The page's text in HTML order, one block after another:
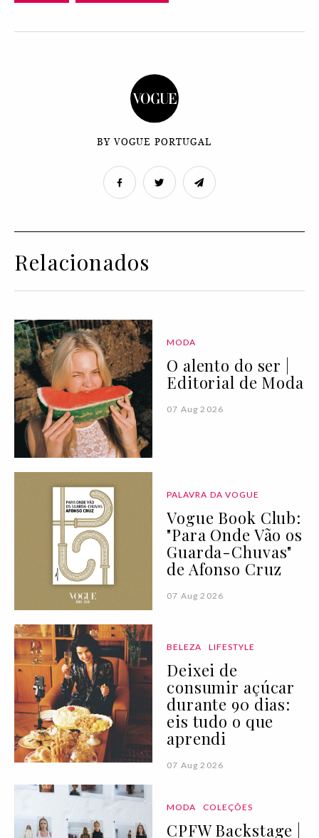
BY VOGUE PORTUGAL
Relacionados
MODA
O alento do ser |
Editorial de Moda
07 Aug 2026
PALAVRA DA VOGUE
Vogue Book Club:
"Para Onde Vão os
Guarda-Chuvas"
de Afonso Cruz
07 Aug 2026
BELEZA LIFESTYLE
Deixei de
consumir açúcar
durante 90 dias:
eis tudo o que
aprendi
07 Aug 2026
MODA COLEÇÕES
CPFW Backstage |